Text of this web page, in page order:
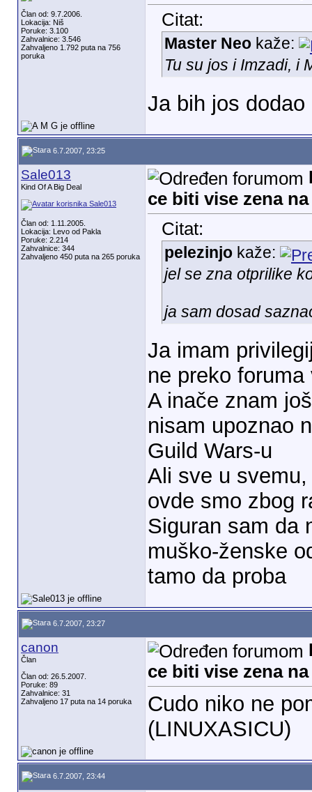
Član od: 9.7.2006.
Lokacija: Niš
Poruke: 3.100
Zahvalnice: 3.546
Zahvaljeno 1.792 puta na 756
poruka
Citat:
Master Neokaže:
Tu su jos i Imzadi, i
Ja bih jos
6.7.2007, 23:25
Sale013
Kind Of A Big Deal
Član od: 1.11.2005.
Lokacija: Levo od Pakla
Poruke: 2.214
Zahvalnice: 344
Zahvaljeno 450 puta na 265 poruka
ce biti vise zena
Citat:
pelezinjokaže:
jel se zna otprilike
ja sam dosad
Ja imam
ne preko
A inače znam
nisam upoznao
Guild Wars-u
Ali sve u
ovde smo zbog
Siguran sam da
muško-ženske
tamo da proba
6.7.2007, 23:27
canon
Član
Član od: 26.5.2007.
Poruke: 89
Zahvalnice: 31
Zahvaljeno 17 puta na 14 poruka
ce biti vise zena
Cudo niko ne
(LINUXASICU)
6.7.2007, 23:44